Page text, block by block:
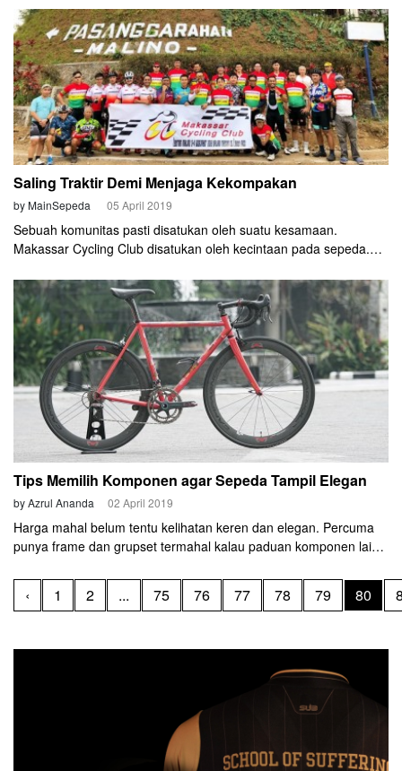
pun menjamur komunitas sepeda. Salah satunya Jayapura
Cycling Club (JCC).
Saling Traktir Demi Menjaga Kekompakan
by MainSepeda 05 April 2019
Sebuah komunitas pasti disatukan oleh suatu kesamaan.
Makassar Cycling Club disatukan oleh kecintaan pada sepeda.
Pelopornya adalah Halim GP dan Liem Tjong San. Saat ini, 26
tahun kemudian, MCC kian berkembang dan anggotanya
mencapai 75 cyclist.
Tips Memilih Komponen agar Sepeda Tampil Elegan
by Azrul Ananda 02 April 2019
Harga mahal belum tentu kelihatan keren dan elegan. Percuma
punya frame dan grupset termahal kalau paduan komponen lain
to go fast.” Kelihatan keren itu berarti cepat. Berikut beberapa tips
supaya sepeda kelihatan keren.
‹ 1 2 ... 75 76 77 78 79 80